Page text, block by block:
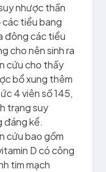
nhược thần
các tiểu bang
đông các tiểu
cho nên sinh ra
cứu cho thấy
bổ xung thêm
4 viên số 145,
trạng suy
đáng kể.
cứu bao gồm
D có công
tim mạch